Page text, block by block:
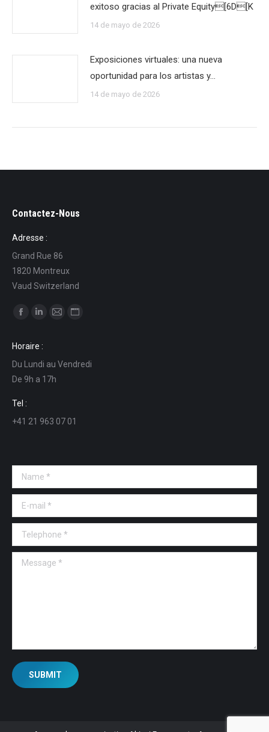
exitoso gracias al Private Equity[6D[K
14 de mayo de 2026
Exposiciones virtuales: una nueva
oportunidad para los artistas y…
14 de mayo de 2026
Contactez-Nous
Adresse :
Grand Rue 86
1820 Montreux
Vaud Switzerland
Find us on:
opens
in
new
window
opens
in
new
in
in
Horaire :
Du Lundi au Vendredi
De 9h a 17h
Tel :
+41 21 963 07 01
Name *
E-mail *
Telephone *
Message *
SUBMIT